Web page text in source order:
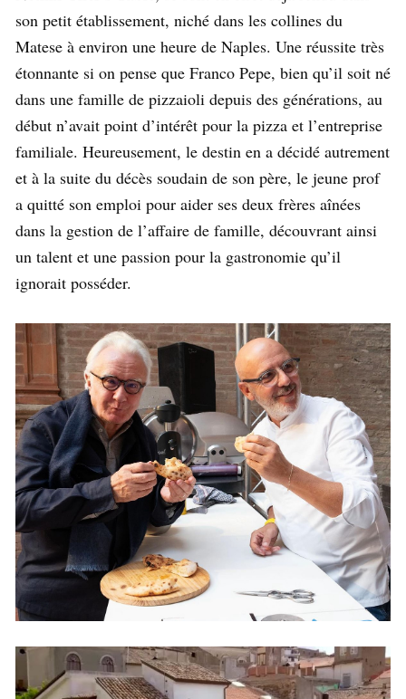
son petit établissement, niché dans les collines du
Matese à environ une heure de Naples. Une réussite très
étonnante si on pense que Franco Pepe, bien qu’il soit né
dans une famille de pizzaioli depuis des générations, au
début n’avait point d’intérêt pour la pizza et l’entreprise
familiale. Heureusement, le destin en a décidé autrement
et à la suite du décès soudain de son père, le jeune prof
a quitté son emploi pour aider ses deux frères aînées
dans la gestion de l’affaire de famille, découvrant ainsi
un talent et une passion pour la gastronomie qu’il
ignorait posséder.